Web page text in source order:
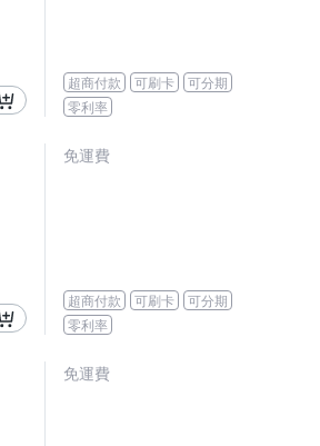
超商付款 可刷卡
可分期
零利率
免運費
超商付款 可刷卡
可分期
零利率
免運費